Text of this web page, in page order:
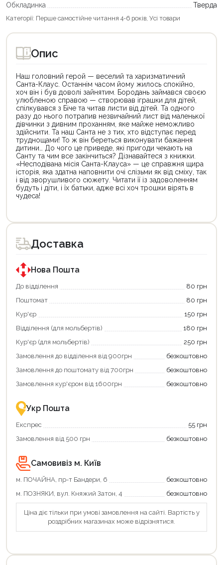
Обкладинка
Тверда
Категорії: Перше самостійне читання 4-6 років, Усі товари
Опис
Наш головний герой — веселий та харизматичний
Санта-Клаус. Останнім часом йому жилось спокійно,
хоч він і був доволі зайнятим. Бородань займався своєю
улюбленою справою — створював іграшки для дітей,
спілкувався з Біче та читав листи від дітей. Та одного
разу до нього потрапив незвичайний лист від маленької
дівчинки з дивним проханням, яке майже неможливо
здійснити. Та наш Санта не з тих, хто відступає перед
труднощами! То ж він береться виконувати бажання
дитини… До чого це приведе, які пригоди чекають на
Санту та чим все закінчиться? Дізнавайтеся з книжки.
«Несподівана місія Санта-Клауса» — це справжня щира
історія, яка здатна наповнити очі слізьми як від сміху, так
і від зворушливого сюжету. Читати її із задоволенням
будуть і діти, і їх батьки, адже всі хоч трошки вірять в
чудеса!
Доставка
Нова Пошта
До відділення
80 грн
Поштомат
80 грн
Кур'єр
150 грн
Відділення (для мольбертів)
180 грн
Кур'єр (для мольбертів)
250 грн
Замовлення до відділення від 900грн
безкоштовно
Замовлення до поштомату від 700грн
безкоштовно
Замовлення кур'єром від 1600грн
безкоштовно
Укр Пошта
Експрес
55 грн
Замовлення від 500 грн
безкоштовно
Самовивіз м. Київ
м. ПОЧАЙНА, пр-т Бандери, 6
безкоштовно
м. ПОЗНЯКИ, вул. Княжий Затон, 4
безкоштовно
Ціна діє тільки при умові замовлення на сайті. Вартість у
роздрібних магазинах може відрізнятися.